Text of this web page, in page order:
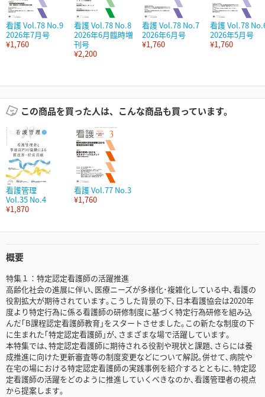
看護 Vol.78 No.9
2026年7月号
¥1,760
看護 Vol.78 No.8
2026年6月臨時増
刊号
¥2,200
看護 Vol.78 No.7
2026年6月号
¥1,760
看護 Vol.78
2026年5月号
¥1,760
この商品を買った人は、こんな商品も買っています。
看護管理
Vol.35 No.4
¥1,870
看護 Vol.77 No.3
¥1,760
概要
特集１：特定認定看護師の活躍推進
高齢化社会の進展に伴い､医療ニーズが多様化･複雑化している中､看護の
役割拡大が期待されています｡こうした背景の下､日本看護協会は2020年
度より特定行為に係る看護師の研修制度に基づく特定行為研修を組み込
んだ｢B課程認定看護師教育｣をスタートさせました｡この新たな制度の下
に生まれた｢特定認定看護師｣が､さまざまな場で活躍しています｡
本特集では､特定認定看護師に期待される役割や現状と課題､さらには養
成推進に向けた更新審査等の制度変更などについて解説｡併せて､病院や
在宅の場における特定認定看護師の実践事例を紹介するとともに､特定認
定看護師の活躍をどのように推進していくべきなのか､看護管理者の視点
から提案します｡